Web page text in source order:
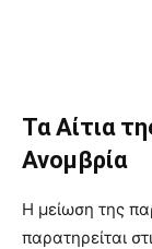
Τα Αίτια
Ανομβρία
Η μείωση της
παρατηρείται